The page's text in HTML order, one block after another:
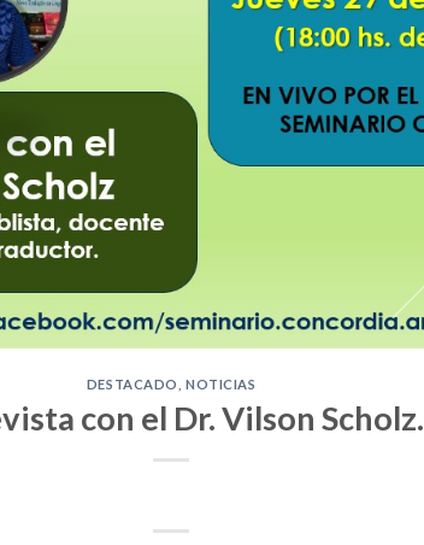
DESTACADO ,NOTICIAS
con el Dr. Vilson Scholz.